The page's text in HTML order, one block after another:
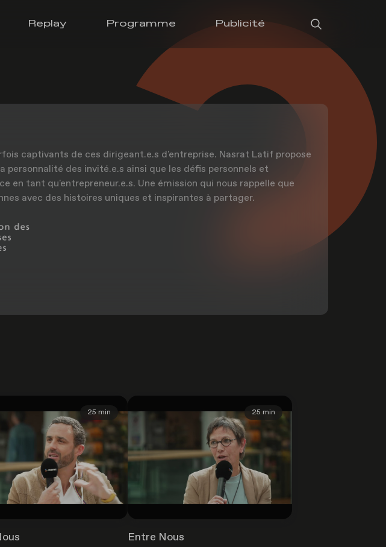
Replay Programme Publicité
captivants de ces dirigeant.e.s d'entreprise. Nasrat Latif propose
personnalité des invité.e.s ainsi que les défis personnels et
en tant qu'entrepreneur.e.s. Une émission qui nous rappelle que
avec des histoires uniques et inspirantes à partager.
25 min 25 min
Entre Nous